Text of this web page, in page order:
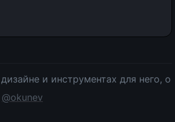
и инструментах для него, о
@okunev